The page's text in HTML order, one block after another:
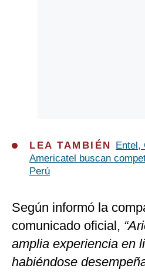
LEA TAMBIÉN
Entel,
Americatel buscan
Perú
Según informó la
comunicado oficial,
amplia experiencia en
habiéndose